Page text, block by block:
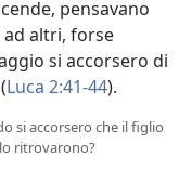
pensavano
ad altri, forse
si accorsero di
Luca 2:41-44).
si accorsero che il figlio
ritrovarono?